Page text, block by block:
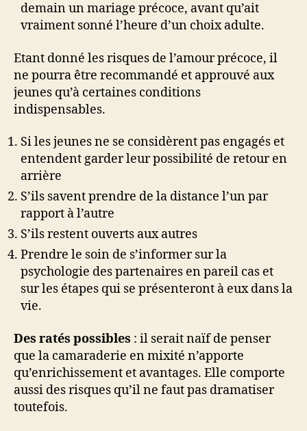
demain un mariage précoce, avant qu’ait
vraiment sonné l’heure d’un choix adulte.
Etant donné les risques de l’amour précoce, il
ne pourra être recommandé et approuvé aux
jeunes qu’à certaines conditions
indispensables.
Si les jeunes ne se considèrent pas engagés et
entendent garder leur possibilité de retour en
arrière
S’ils savent prendre de la distance l’un par
rapport à l’autre
S’ils restent ouverts aux autres
Prendre le soin de s’informer sur la
psychologie des partenaires en pareil cas et
sur les étapes qui se présenteront à eux dans la
vie.
Des ratés possibles : il serait naïf de penser
que la camaraderie en mixité n’apporte
qu’enrichissement et avantages. Elle comporte
aussi des risques qu’il ne faut pas dramatiser
toutefois.